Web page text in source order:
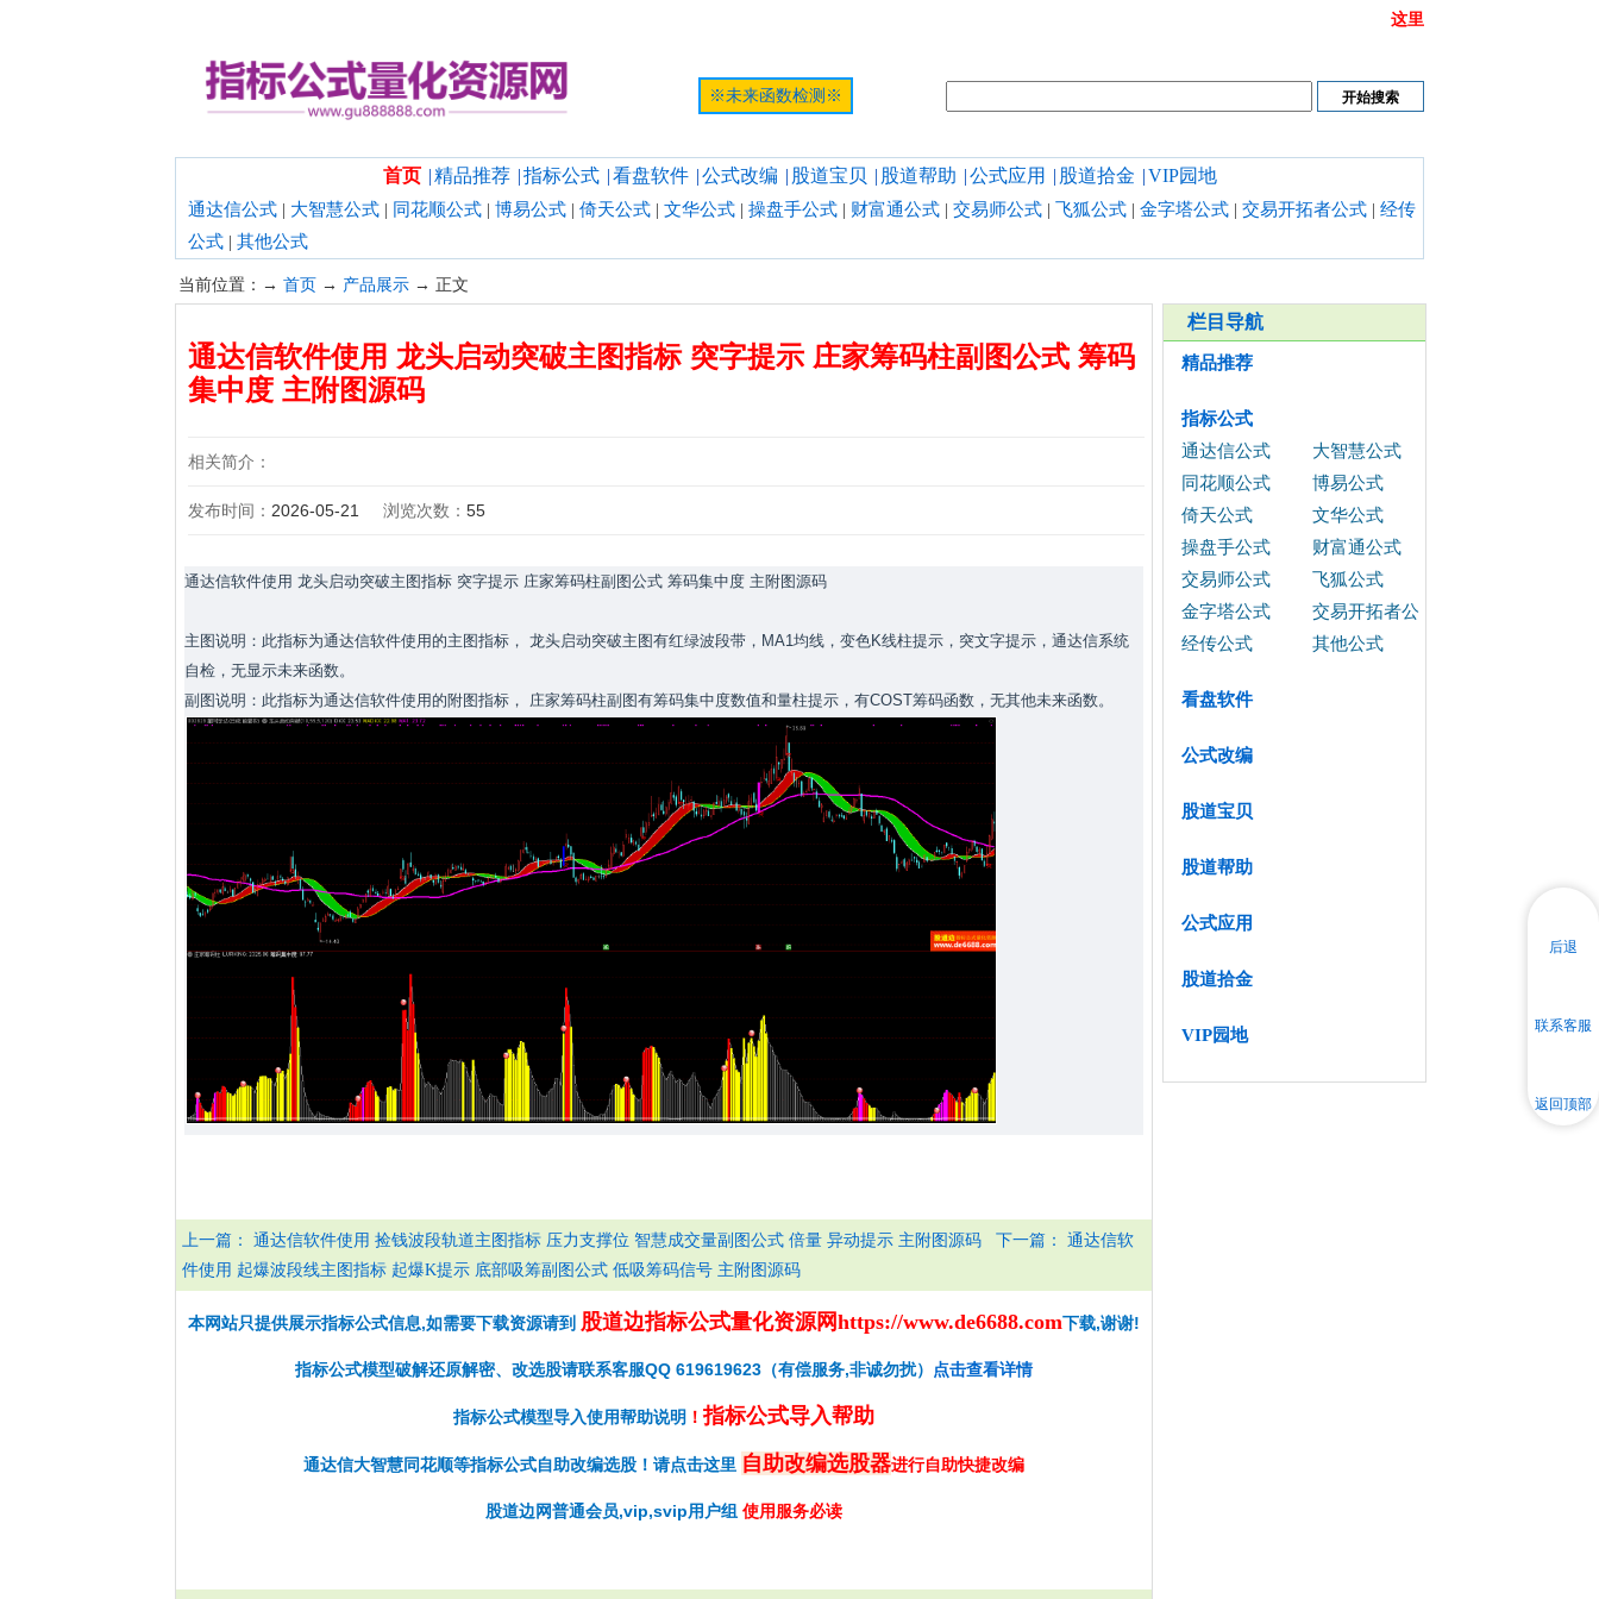
这里
※未来函数检测※
首页 |精品推荐 |指标公式 |看盘软件 |公式改编 | 股道宝贝 | 股道帮助 |公式应用 | 股道拾金 |VIP园地
通达信公式 | 大智慧公式 | 同花顺公式 | 博易公式 | 倚天公式 | 文华公式 | 操盘手公式 | 财富通公式 | 交易师公式 | 飞狐公式 | 金字塔公式 | 交易开拓者公式 | 经传
公式 | 其他公式
当前位置：→ 首页 → 产品展示 → 正文
通达信软件使用 龙头启动突破主图指标 突字提示 庄家筹码柱副图公式 筹码
集中度 主附图源码
相关简介：
发布时间： 2026-05-21 浏览次数： 55
通达信软件使用 龙头启动突破主图指标 突字提示 庄家筹码柱副图公式 筹码集中度 主附图源码
主图说明：此指标为通达信软件使用的主图指标， 龙头启动突破主图有红绿波段带，MA1均线，变色K线柱提示，突文字提示，通达信系统
自检，无显示未来函数。
副图说明：此指标为通达信软件使用的附图指标， 庄家筹码柱副图有筹码集中度数值和量柱提示，有COST筹码函数，无其他未来函数。
上一篇： 通达信软件使用 捡钱波段轨道主图指标 压力支撑位 智慧成交量副图公式 倍量 异动提示 主附图源码 下一篇： 通达信软
件使用 起爆波段线主图指标 起爆K提示 底部吸筹副图公式 低吸筹码信号 主附图源码
本网站只提供展示指标公式信息,如需要下载资源请到 股道边指标公式量化资源网https://www.de6688.com下载,谢谢!
指标公式模型破解还原解密、改选股请联系客服QQ 619619623（有偿服务,非诚勿扰） 点击查看详情
指标公式模型导入使用帮助说明 ！指标公式导入帮助
通达信大智慧同花顺等指标公式自助改编选股！请点击这里 自助改编选股器进行自助快捷改编
股道边网普通会员,vip,svip用户组 使用服务必读
栏目导航
精品推荐
指标公式
通达信公式
大智慧公式
同花顺公式
博易公式
倚天公式
文华公式
操盘手公式
财富通公式
交易师公式
飞狐公式
金字塔公式
交易开拓者公
式
经传公式 其他公式
看盘软件
公式改编
股道宝贝
股道帮助
公式应用
股道拾金
VIP园地
后退
联系客服
返回顶部